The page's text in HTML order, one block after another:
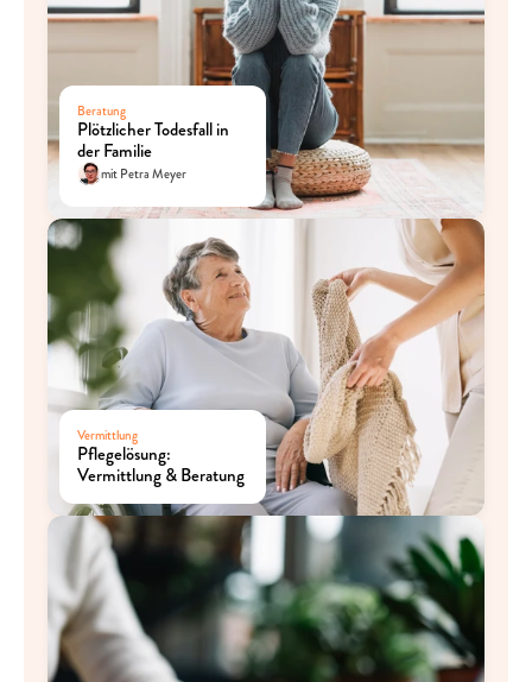
Beratung
Plötzlicher Todesfall in
der Familie
mit Petra Meyer
Vermittlung
Pflegelösung:
Vermittlung & Beratung